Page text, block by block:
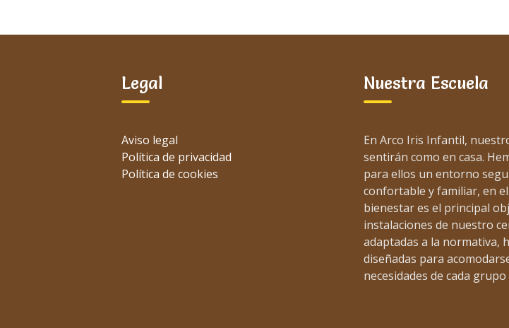
Legal
Aviso legal
Política de privacidad
Política de cookies
Nuestra Escuela
En Arco Iris Infantil,
sentirán como en casa.
para ellos un entorno
confortable y familiar, en
bienestar es el principal
instalaciones de nuestro
adaptadas a la normativa,
diseñadas para
necesidades de cada grupo